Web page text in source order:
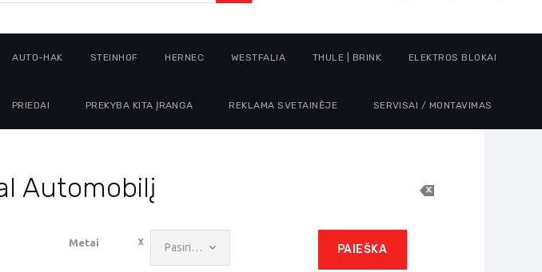
AUTO-HAK STEINHOF HERNEC WESTFALIA THULE | BRINK ELEKTROS BLOKAI
PRIEDAI PREKYBA KITA ĮRANGA REKLAMA SVETAINĖJE SERVISAI / MONTAVIMAS
Automobilį
Metai Pasirinkite reikšmę PAIEŠKA